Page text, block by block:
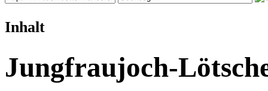
Inhalt
Jungfraujoch-